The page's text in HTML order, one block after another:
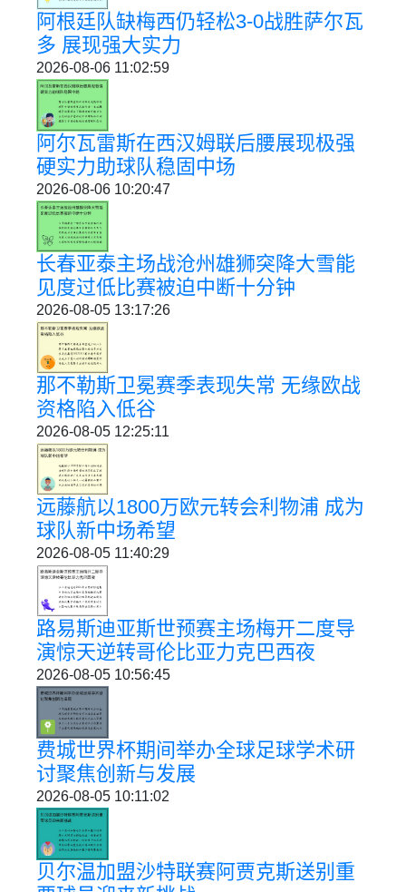
阿根廷队缺梅西仍轻松3-0战胜萨尔瓦
多 展现强大实力
2026-08-06 11:02:59
阿尔瓦雷斯在西汉姆联后腰展现极强
硬实力助球队稳固中场
2026-08-06 10:20:47
长春亚泰主场战沧州雄狮突降大雪能
见度过低比赛被迫中断十分钟
2026-08-05 13:17:26
那不勒斯卫冕赛季表现失常 无缘欧战
资格陷入低谷
2026-08-05 12:25:11
远藤航以1800万欧元转会利物浦 成为
球队新中场希望
2026-08-05 11:40:29
路易斯迪亚斯世预赛主场梅开二度导
演惊天逆转哥伦比亚力克巴西夜
2026-08-05 10:56:45
费城世界杯期间举办全球足球学术研
讨聚焦创新与发展
2026-08-05 10:11:02
贝尔温加盟沙特联赛阿贾克斯送别重